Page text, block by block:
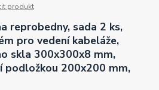
produkt
reprobedny, sada 2 ks,
pro vedení kabeláže,
skla 300x300x8 mm,
podložkou 200x200 mm,